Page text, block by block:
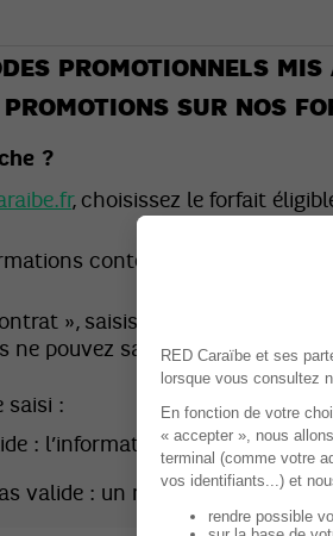
PROMOTIONNELS
SUR NOS
?
, choisissez le forfait
contenues dans la page
», saisissez votre code
ne pouvez saisir qu’un code
saisi :
: l’information de la prise en
valide : un message